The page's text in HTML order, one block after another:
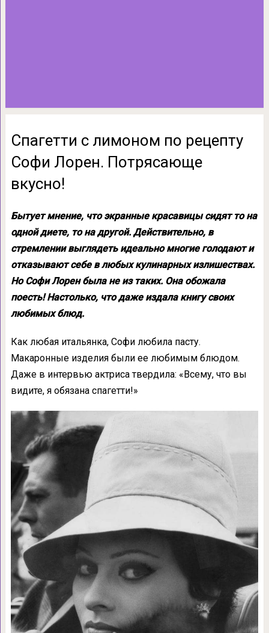
Спагетти с лимоном по рецепту
Софи Лорен. Потрясающе
вкусно!
Бытует мнение, что экранные красавицы сидят то на
одной диете, то на другой. Действительно, в
стремлении выглядеть идеально многие голодают и
отказывают себе в любых кулинарных излишествах.
Но Софи Лорен была не из таких. Она обожала
поесть! Настолько, что даже издала книгу своих
любимых блюд.
Как любая итальянка, Софи любила пасту.
Макаронные изделия были ее любимым блюдом.
Даже в интервью актриса твердила: «Всему, что вы
видите, я обязана спагетти!»